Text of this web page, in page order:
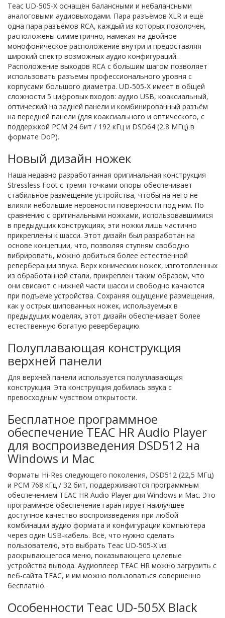
Teac UD-505-X оснащён балансными и небалансными
аналоговыми аудиовыходами. Пара разъёмов XLR и ещё
одна пара разъёмов RCA, каждый из которых позолочен,
расположены симметрично, намекая на двойное
монофоническое расположение внутри и предоставляя
широкий спектр возможных аудио конфигураций.
Расположение выходов RCA с большим шагом позволяет
использовать разъемы профессионального уровня с
корпусами большого диаметра. UD-505-X имеет в общей
сложности 5 цифровых входов: аудио USB, коаксиальный,
оптический на задней панели и комбинированный разъём
на передней панели (для коаксиального и оптического, с
поддержкой PCM 24 бит / 192 кГц и DSD64 (2,8 МГц) в
формате DoP).
Новый дизайн ножек
Наша недавно разработанная оригинальная конструкция
Stressless Foot с тремя точками опоры обеспечивает
стабильное размещение устройства, чтобы на него не
влияли небольшие неровности поверхности под ним. По
сравнению с оригинальными ножками, использовавшимися
в предыдущих конструкциях, эти ножки лишь частично
прикреплены к шасси. Этот дизайн был разработан на
основе концепции, что, позволяя ступням свободно
вибрировать, можно добиться более естественной
реверберации звука. Верх конических ножек, изготовленных
из обработанной стали, прикреплен таким образом, что
они свисают с нижней части шасси и свободно качаются
при подъеме устройства. Сохраняя ощущение размещения,
как у острых шипованных ножек, используемых в
предыдущих моделях, этот дизайн обеспечивает более
естественную богатую реверберацию.
Полуплавающая конструкция
верхней панели
Для верхней панели используется полуплавающая
конструкция. Эта конструкция добилась звука с
превосходным чувством открытости.
Бесплатное программное
обеспечение TEAC HR Audio Player
для воспроизведения DSD512 на
Windows и Mac
Форматы Hi-Res следующего поколения, DSD512 (22,5 МГц)
и PCM 768 кГц / 32 бит, поддерживаются программным
обеспечением TEAC HR Audio Player для Windows и Mac. Это
программное обеспечение гарантирует наилучшее
доступное качество воспроизведения при любой
комбинации аудио формата и конфигурации компьютера
через один USB-кабель. Всё, что нужно сделать
пользователю, это выбрать Teac UD-505-X из
раскрывающегося меню, показывающего целевые
устройства вывода. Аудиоплеер TEAC HR можно загрузить с
веб-сайта TEAC, и им можно пользоваться совершенно
бесплатно.
Особенности Teac UD-505X Black